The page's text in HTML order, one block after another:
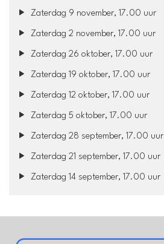
Zaterdag 9 november, 17.00 uur
Zaterdag 2 november, 17.00 uur
Zaterdag 26 oktober, 17.00 uur
Zaterdag 19 oktober, 17.00 uur
Zaterdag 12 oktober, 17.00 uur
Zaterdag 5 oktober, 17.00 uur
Zaterdag 28 september, 17.00 uur
Zaterdag 21 september, 17.00 uur
Zaterdag 14 september, 17.00 uur